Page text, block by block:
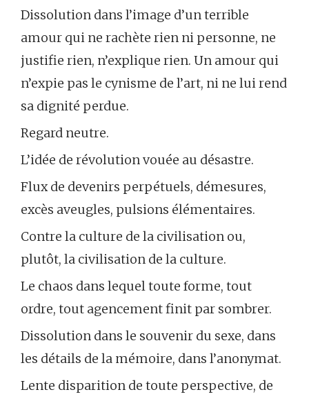
Dissolution dans l’image d’un terrible
amour qui ne rachète rien ni personne, ne
justifie rien, n’explique rien. Un amour qui
n’expie pas le cynisme de l’art, ni ne lui rend
sa dignité perdue.
Regard neutre.
L’idée de révolution vouée au désastre.
Flux de devenirs perpétuels, démesures,
excès aveugles, pulsions élémentaires.
Contre la culture de la civilisation ou,
plutôt, la civilisation de la culture.
Le chaos dans lequel toute forme, tout
ordre, tout agencement finit par sombrer.
Dissolution dans le souvenir du sexe, dans
les détails de la mémoire, dans l’anonymat.
Lente disparition de toute perspective, de